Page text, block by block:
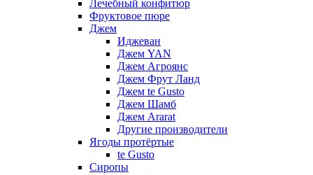
Лечебный конфитюр
Фруктовое пюре
Джем
Иджеван
Джем YAN
Джем Агроянс
Джем Фрут Ланд
Джем te Gusto
Джем Шамб
Джем Ararat
Другие производители
Ягоды протёртые
te Gusto
Сиропы